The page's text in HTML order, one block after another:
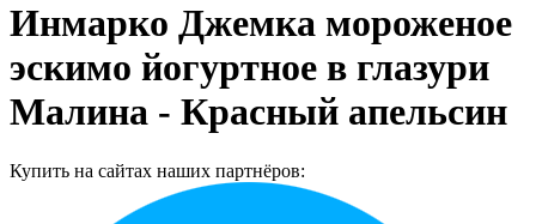
Инмарко Джемка мороженое
эскимо йогуртное в глазури
Малина - Красный апельсин
Купить на сайтах наших партнёров: